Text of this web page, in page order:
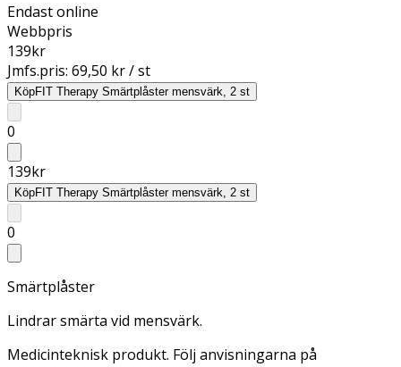
Endast online
Webbpris
139kr
Jmfs.pris: 69,50 kr / st
KöpFIT Therapy Smärtplåster mensvärk, 2 st
0
139kr
KöpFIT Therapy Smärtplåster mensvärk, 2 st
0
Smärtplåster
Lindrar smärta vid mensvärk.
Medicinteknisk produkt. Följ anvisningarna på